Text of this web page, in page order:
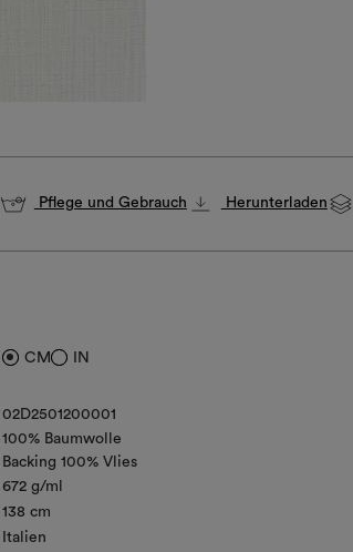
Pflege und Gebrauch Herunterladen
CM IN
02D2501200001
100% Baumwolle
Backing 100% Vlies
672 g/ml
138 cm
Italien